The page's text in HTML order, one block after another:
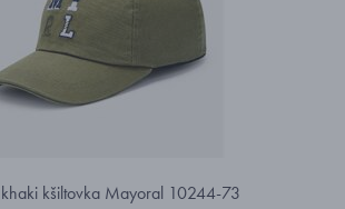
kšiltovka Mayoral 10244-73